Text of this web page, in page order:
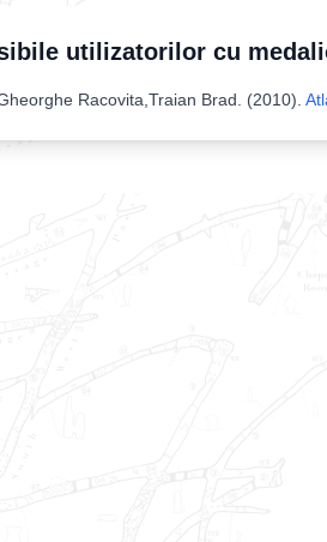
utilizatorilor cu
Racovita,Traian Brad . (2010).